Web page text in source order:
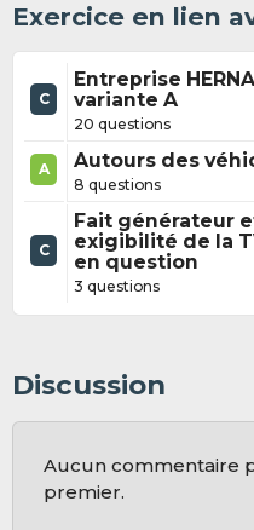
Exercice en lien
C
Entreprise
variante A
20 questions
A Autours des
8 questions
C
Fait générateur
exigibilité de la
en question
3 questions
Discussion
Aucun commentaire
premier.